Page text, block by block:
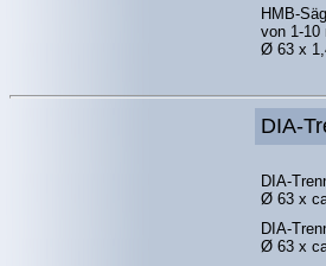
HMB-
von 1-10
Ø 63 x
DIA-
DIA-
Ø 63 x
DIA-
Ø 63 x